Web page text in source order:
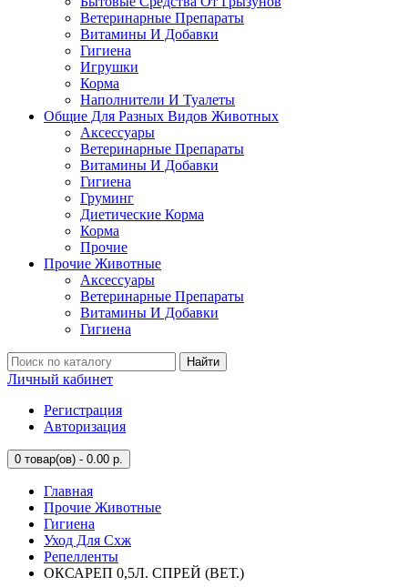
Ветеринарные Препараты
Витамины И Добавки
Гигиена
Игрушки
Корма
Наполнители И Туалеты
Общие Для Разных Видов Животных
Аксессуары
Ветеринарные Препараты
Витамины И Добавки
Гигиена
Груминг
Диетические Корма
Корма
Прочие
Прочие Животные
Аксессуары
Ветеринарные Препараты
Витамины И Добавки
Гигиена
Найти
Личный кабинет
Регистрация
Авторизация
0 товар(ов) - 0.00 р.
Главная
Прочие Животные
Гигиена
Уход Для Схж
Репелленты
ОКСАРЕП 0,5Л. СПРЕЙ (ВЕТ.)